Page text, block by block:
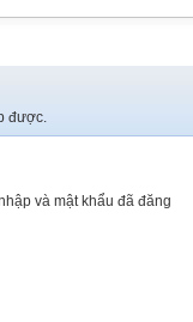
được.
và mật khẩu đã đăng